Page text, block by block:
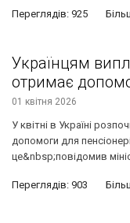
Переглядів: 925
Українцям
отримає
01 квітня 2026
У квітні в Україні
допомоги для
це&nbsp;повідомив
Переглядів: 903